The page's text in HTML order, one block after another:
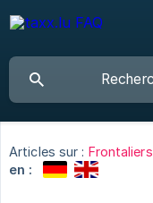
Articles sur : Frontaliers
en :